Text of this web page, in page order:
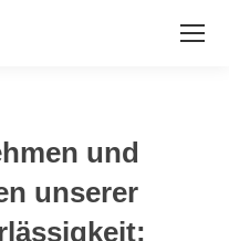
und
unserer